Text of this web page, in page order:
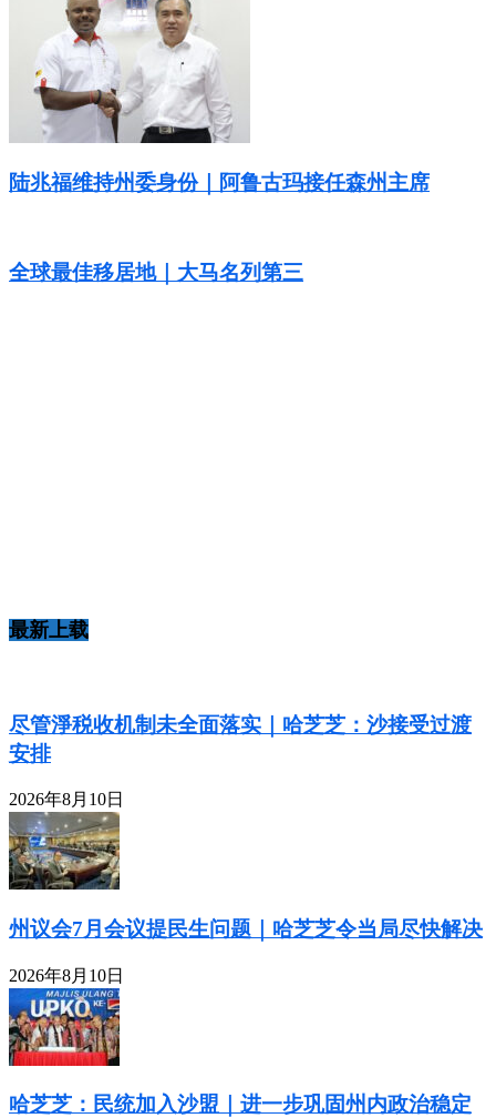
陆兆福维持州委身份｜阿鲁古玛接任森州主席
全球最佳移居地｜大马名列第三
最新上载
尽管淨税收机制未全面落实｜哈芝芝：沙接受过渡
安排
2026年8月10日
州议会7月会议提民生问题｜哈芝芝令当局尽快解决
2026年8月10日
哈芝芝：民统加入沙盟｜进一步巩固州内政治稳定